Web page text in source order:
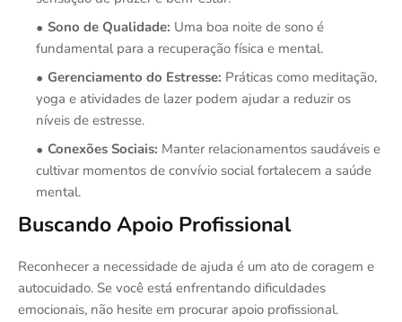
Sono de Qualidade: Uma boa noite de sono é
fundamental para a recuperação física e mental.
Gerenciamento do Estresse: Práticas como meditação,
yoga e atividades de lazer podem ajudar a reduzir os
níveis de estresse.
Conexões Sociais: Manter relacionamentos saudáveis e
cultivar momentos de convívio social fortalecem a saúde
mental.
Buscando Apoio Profissional
Reconhecer a necessidade de ajuda é um ato de coragem e
autocuidado. Se você está enfrentando dificuldades
emocionais, não hesite em procurar apoio profissional.